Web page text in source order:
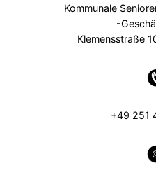
Kommunale
-
Klemensstraße
+49 251